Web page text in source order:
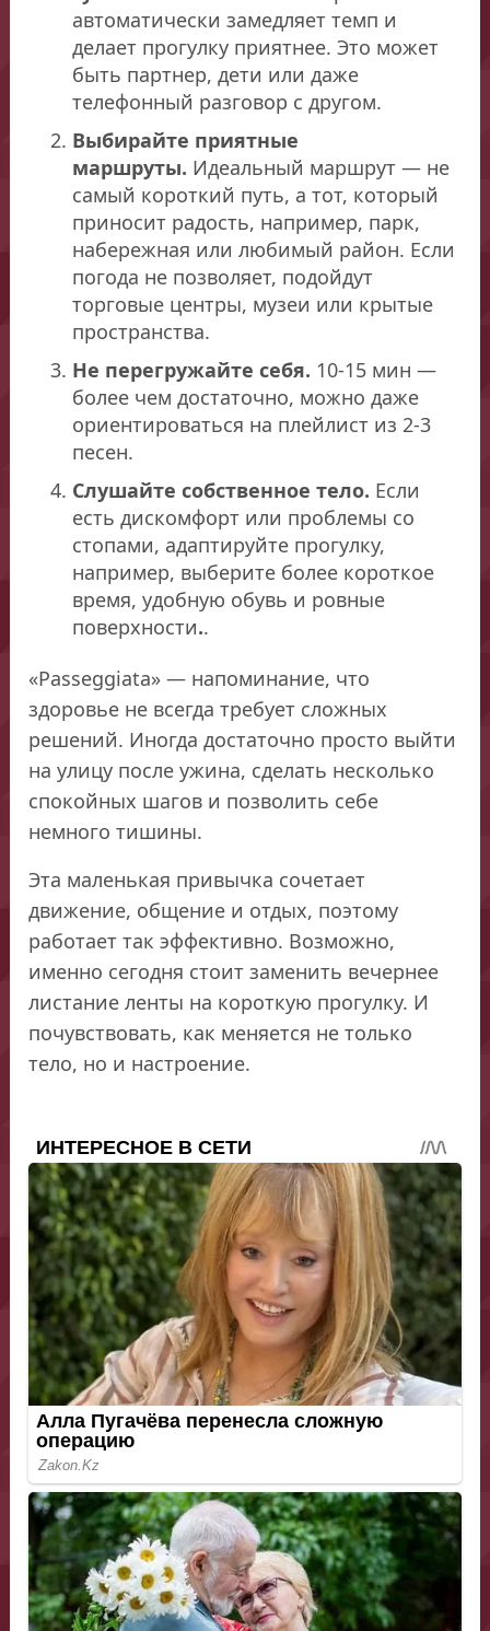
автоматически замедляет темп и
делает прогулку приятнее. Это может
быть партнер, дети или даже
телефонный разговор с другом.
Выбирайте приятные
маршруты. Идеальный маршрут — не
самый короткий путь, а тот, который
приносит радость, например, парк,
набережная или любимый район. Если
погода не позволяет, подойдут
торговые центры, музеи или крытые
пространства.
Не перегружайте себя. 10-15 мин —
более чем достаточно, можно даже
ориентироваться на плейлист из 2-3
песен.
Слушайте собственное тело. Если
есть дискомфорт или проблемы со
стопами, адаптируйте прогулку,
например, выберите более короткое
время, удобную обувь и ровные
поверхности..
«Passeggiata» — напоминание, что
здоровье не всегда требует сложных
решений. Иногда достаточно просто выйти
на улицу после ужина, сделать несколько
спокойных шагов и позволить себе
немного тишины.
Эта маленькая привычка сочетает
движение, общение и отдых, поэтому
работает так эффективно. Возможно,
именно сегодня стоит заменить вечернее
листание ленты на короткую прогулку. И
почувствовать, как меняется не только
тело, но и настроение.